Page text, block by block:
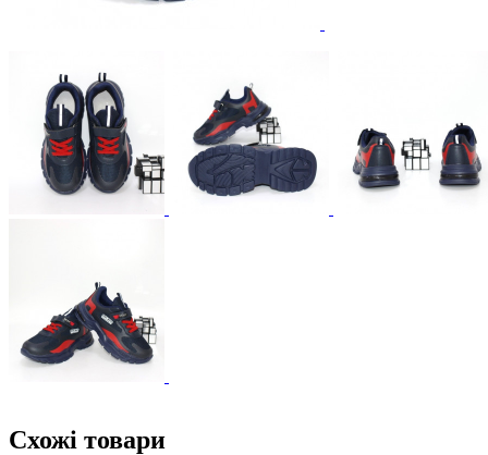
Схожі товари